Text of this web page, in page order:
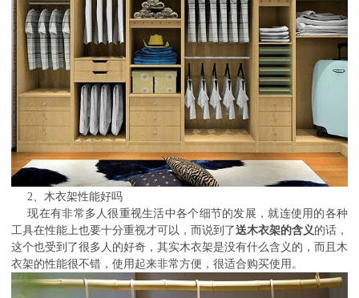
2、木衣架性能好吗
现在有非常多人很重视生活中各个细节的发展，就连使用的各种
工具在性能上也要十分重视才可以，而说到了送木衣架的含义 的话，
这个也受到了很多人的好奇，其实木衣架是没有什么含义的，而且木
衣架的性能很不错，使用起来非常方便，很适合购买使用。